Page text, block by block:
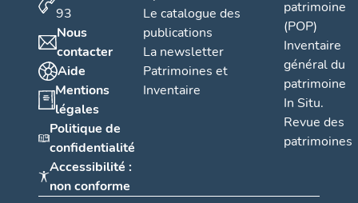
93
Nous
contacter
Aide
Mentions
légales
Politique de
confidentialité
Accessibilité :
non conforme
Le catalogue des
publications
La newsletter
Patrimoines et
Inventaire
patrimoine
(POP)
Inventaire
général du
patrimoine
In Situ.
Revue des
patrimoines